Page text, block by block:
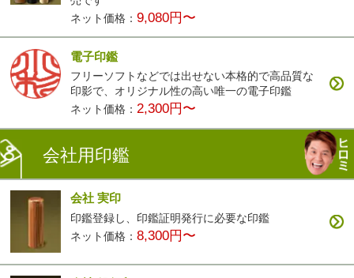
ネット価格：9,080円〜
電子印鑑
フリーソフトなどでは出せない本格的で高品質な
印影で、オリジナル性の高い唯一の電子印鑑
ネット価格： 2,300円〜
会社用印鑑
会社 実印
印鑑登録し、印鑑証明発行に必要な印鑑
ネット価格：8,300円〜